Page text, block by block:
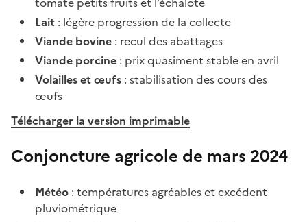
Lait : légère progression de la collecte
Viande bovine : recul des abattages
Viande porcine : prix quasiment stable en avril
Volailles et œufs : stabilisation des cours des
œufs
Télécharger la version imprimable
Conjoncture agricole de mars 2024
Météo : températures agréables et excédent
pluviométrique